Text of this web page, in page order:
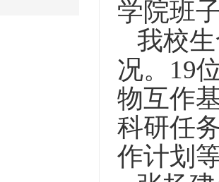
学院班
我校
况。 19
物互作
科研任
作计划